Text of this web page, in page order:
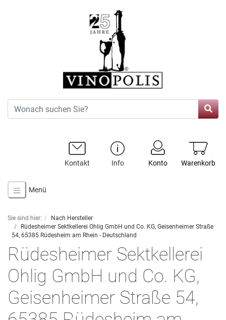
Warenkorb
Konto
Info
Kontakt
Menü
Sie sind hier:
Nach Hersteller
Rüdesheimer Sektkellerei Ohlig GmbH und Co. KG, Geisenheimer Straße
54, 65385 Rüdesheim am Rhein - Deutschland
Rüdesheimer Sektkellerei
Ohlig GmbH und Co. KG,
Geisenheimer Straße 54,